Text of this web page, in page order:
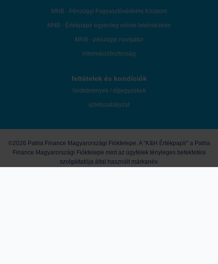
MNB - Pénzügyi Fogyasztóvédelmi Központ
MNB - Értékpapír egyenleg online lekérdezése
MNB - pénzügyi navigátor
információbiztonság
feltételek és kondíciók
hirdetmények / díjjegyzékek
üzletszabályzat
©2026 Patria Finance Magyarországi Fióktelepe. A "K&H Értékpapír" a Patria
Finance Magyarországi Fióktelepe mint az ügyfelek tényleges befektetési
szolgáltatója által használt márkanév.